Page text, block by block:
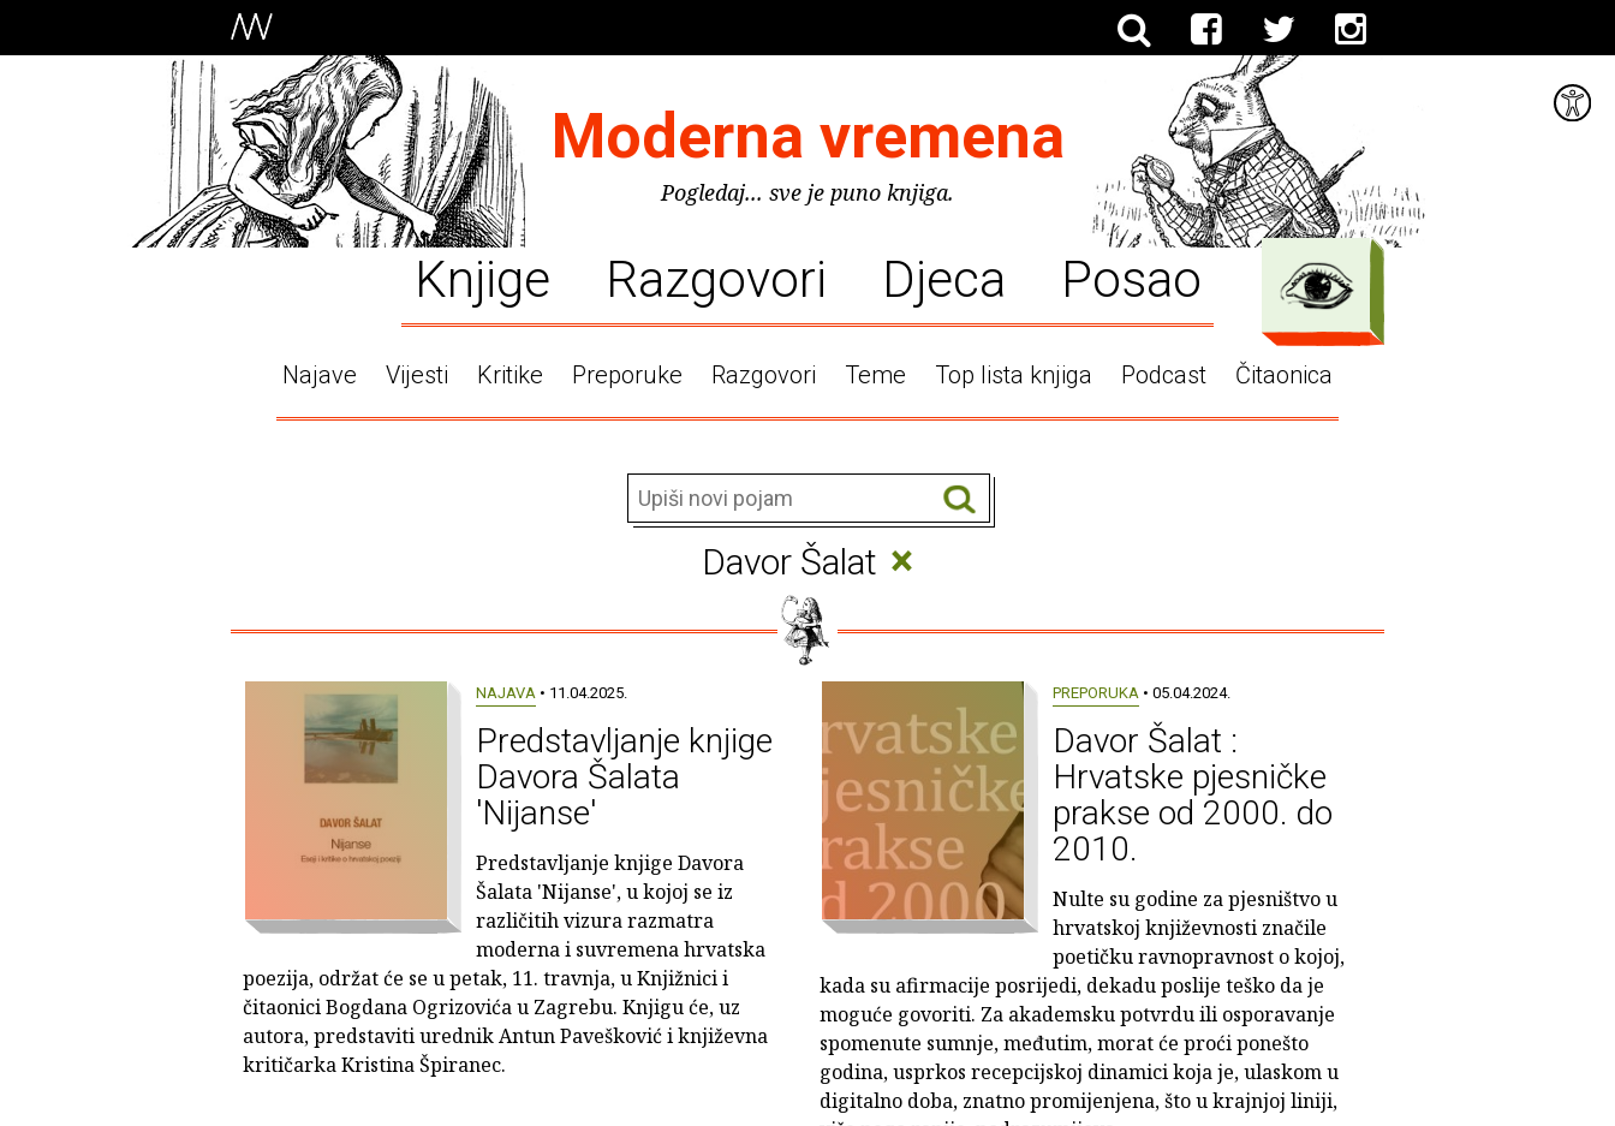
Moderna vremena
Pogledaj... sve je puno knjiga.
Knjige Razgovori Djeca Posao
Najave Vijesti Kritike Preporuke Razgovori Teme Top lista knjiga Podcast Čitaonica
Davor Šalat ×
NAJAVA • 11.04.2025.
Predstavljanje knjige
Davora Šalata
'Nijanse'
Predstavljanje knjige Davora
Šalata 'Nijanse', u kojoj se iz
različitih vizura razmatra
moderna i suvremena hrvatska
poezija, održat će se u petak, 11. travnja, u Knjižnici i
čitaonici Bogdana Ogrizovića u Zagrebu. Knjigu će, uz
autora, predstaviti urednik Antun Pavešković i književna
kritičarka Kristina Špiranec.
PREPORUKA • 05.04.2024.
Davor Šalat :
Hrvatske pjesničke
prakse od 2000. do
2010.
Nulte su godine za pjesništvo u
hrvatskoj književnosti značile
poetičku ravnopravnost o kojoj,
kada su afirmacije posrijedi, dekadu poslije teško da je
moguće govoriti. Za akademsku potvrdu ili osporavanje
spomenute sumnje, međutim, morat će proći ponešto
godina, usprkos recepcijskoj dinamici koja je, ulaskom u
digitalno doba, znatno promijenjena, što u krajnjoj liniji,